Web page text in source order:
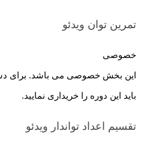
تمرین توان ویدئو
خصوصی
این بخش خصوصی می باشد. برای
باید این دوره را خریداری نمایید.
تقسیم اعداد تواندار ویدئو